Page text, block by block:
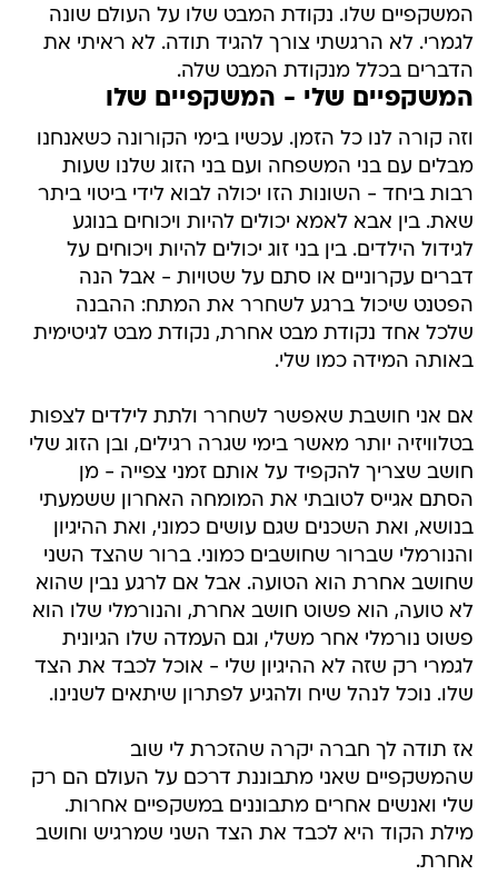
המשקפיים שלו. נקודת המבט שלו על העולם שונה
לגמרי. לא הרגשתי צורך להגיד תודה. לא ראיתי את
הדברים בכלל מנקודת המבט שלה.
המשקפיים שלי - המשקפיים שלו
וזה קורה לנו כל הזמן. עכשיו בימי הקורונה כשאנחנו
מבלים עם בני המשפחה ועם בני הזוג שלנו שעות
רבות ביחד - השונות הזו יכולה לבוא לידי ביטוי ביתר
שאת. בין אבא לאמא יכולים להיות ויכוחים בנוגע
לגידול הילדים. בין בני זוג יכולים להיות ויכוחים על
דברים עקרוניים או סתם על שטויות - אבל הנה
הפטנט שיכול ברגע לשחרר את המתח: ההבנה
שלכל אחד נקודת מבט אחרת, נקודת מבט לגיטימית
באותה המידה כמו שלי.
אם אני חושבת שאפשר לשחרר ולתת לילדים לצפות
בטלוויזיה יותר מאשר בימי שגרה רגילים, ובן הזוג שלי
חושב שצריך להקפיד על אותם זמני צפייה - מן
הסתם אגייס לטובתי את המומחה האחרון ששמעתי
בנושא, ואת השכנים שגם עושים כמוני, ואת ההיגיון
והנורמלי שברור שחושבים כמוני. ברור שהצד השני
שחושב אחרת הוא הטועה. אבל אם לרגע נבין שהוא
לא טועה, הוא פשוט חושב אחרת, והנורמלי שלו הוא
פשוט נורמלי אחר משלי, וגם העמדה שלו הגיונית
לגמרי רק שזה לא ההיגיון שלי - אוכל לכבד את הצד
שלו. נוכל לנהל שיח ולהגיע לפתרון שיתאים לשנינו.
אז תודה לך חברה יקרה שהזכרת לי שוב
שהמשקפיים שאני מתבוננת דרכם על העולם הם רק
שלי ואנשים אחרים מתבוננים במשקפיים אחרות.
מילת הקוד היא לכבד את הצד השני שמרגיש וחושב
אחרת.